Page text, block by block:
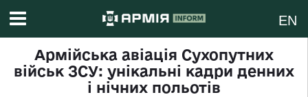
EN
Армійська авіація Сухопутних
військ ЗСУ: унікальні кадри денних
і нічних польотів